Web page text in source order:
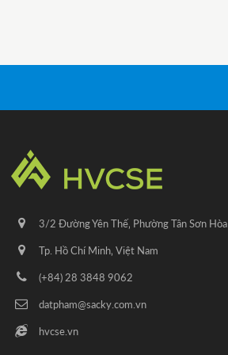
3/2 Đường Yên Thế‚ Phường Tân Sơn Hòa
Tp. Hồ Chí Minh‚ Việt Nam
(+84) 28 3848 9062
datpham@sacky.com.vn
hvcse.vn